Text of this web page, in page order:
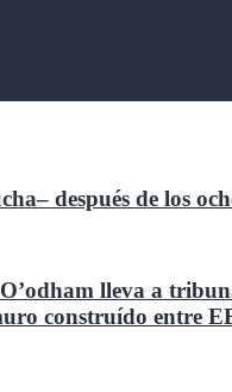
después de los
lleva a
construído entre